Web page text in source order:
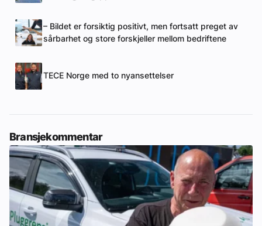
– Bildet er forsiktig positivt, men fortsatt preget av
sårbarhet og store forskjeller mellom bedriftene
TECE Norge med to nyansettelser
Bransjekommentar